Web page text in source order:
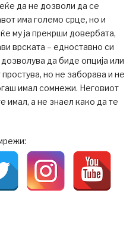
да не дозволи да се
има големо срце, но и
му ја прекрши довербата,
врската – едноставно си
да биде опција или
но не заборава и не
имал сомнежи. Неговиот
имал, а не знаел како да те